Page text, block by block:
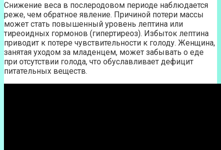
Снижение веса в послеродовом периоде наблюдается
реже, чем обратное явление. Причиной потери массы
может стать повышенный уровень лептина или
тиреоидных гормонов (гипертиреоз). Избыток лептина
приводит к потере чувствительности к голоду. Женщина,
занятая уходом за младенцем, может забывать о еде
при отсутствии голода, что обуславливает дефицит
питательных веществ.